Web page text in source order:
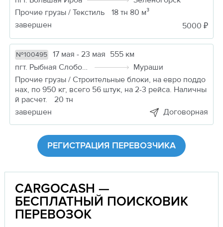
Прочие грузы / Текстиль
18 тн 80 м³
завершен
5000 ₽
№100495 17 мая - 23 мая 555 км
пгт. Рыбная Слобода
Мураши
Прочие грузы / Строительные блоки, на евро поддо
нах, по 950 кг, всего 56 штук, на 2-3 рейса. Наличны
й расчет.
20 тн
завершен
Договорная
РЕГИСТРАЦИЯ ПЕРЕВОЗЧИКА
CARGOCASH —
БЕСПЛАТНЫЙ ПОИСКОВИК
ПЕРЕВОЗОК